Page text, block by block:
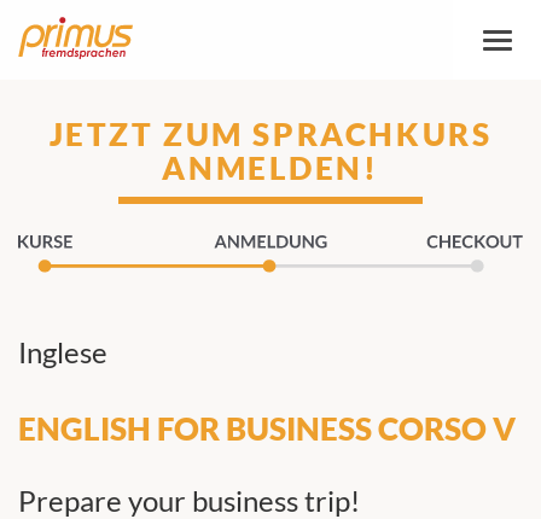
Attiva
JETZT ZUM SPRACHKURS
ANMELDEN!
Inglese
ENGLISH FOR BUSINESS CORSO V
Prepare your business trip!